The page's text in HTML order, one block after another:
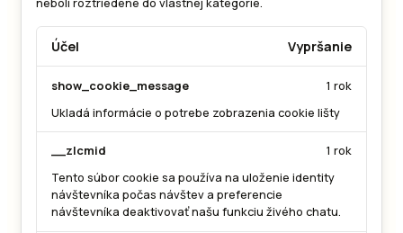
Účel Vypršanie
show_cookie_message
Ukladá informácie o potrebe zobrazenia cookie lišty
1 rok
__zlcmid
Tento súbor cookie sa používa na uloženie identity
návštevníka počas návštev a preferencie
návštevníka deaktivovať našu funkciu živého chatu.
1 rok